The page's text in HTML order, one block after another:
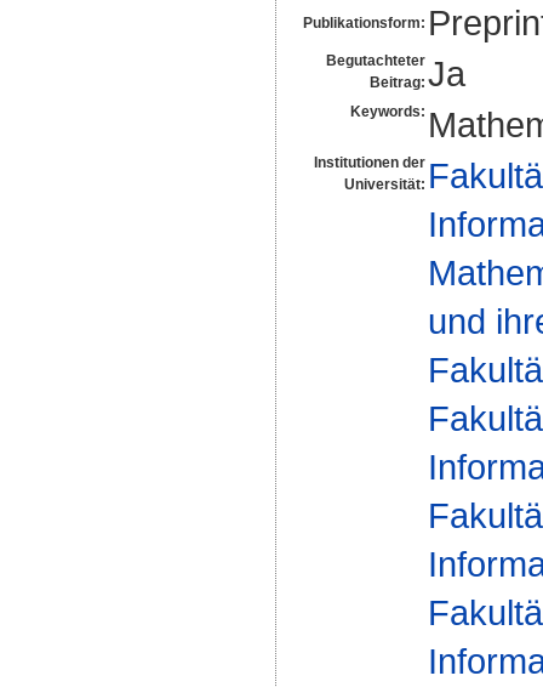
Publikationsform:
Begutachteter
Beitrag: Ja
Keywords:
Institutionen der
Universität:
und